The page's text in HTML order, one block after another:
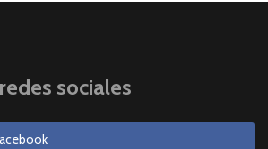
sociales